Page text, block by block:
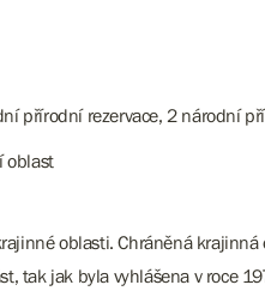
přírodní rezervace, 2 národní
oblast
oblasti. Chráněná
tak jak byla vyhlášena v roce